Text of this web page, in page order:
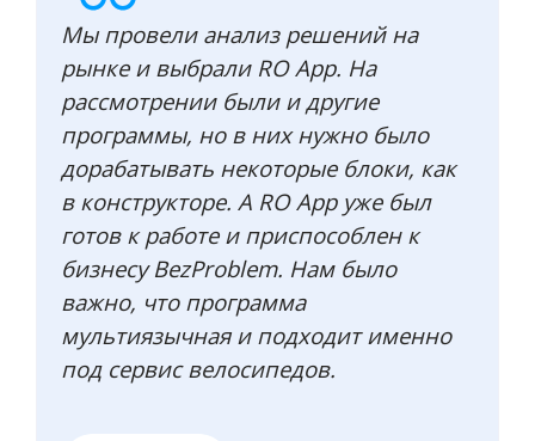
Мы провели анализ решений на
рынке и выбрали RO App. На
рассмотрении были и другие
программы, но в них нужно было
дорабатывать некоторые блоки, как
в конструкторе. А RO App уже был
готов к работе и приспособлен к
бизнесу BezProblem. Нам было
важно, что программа
мультиязычная и подходит именно
под сервис велосипедов.